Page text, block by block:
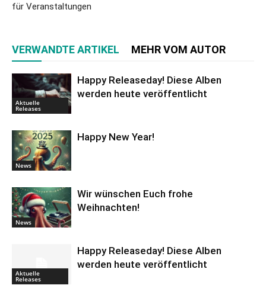
für Veranstaltungen
VERWANDTE ARTIKEL MEHR VOM AUTOR
Aktuelle
Releases
Happy Releaseday! Diese Alben
werden heute veröffentlicht
News
Happy New Year!
News
Wir wünschen Euch frohe
Weihnachten!
Aktuelle
Releases
Happy Releaseday! Diese Alben
werden heute veröffentlicht